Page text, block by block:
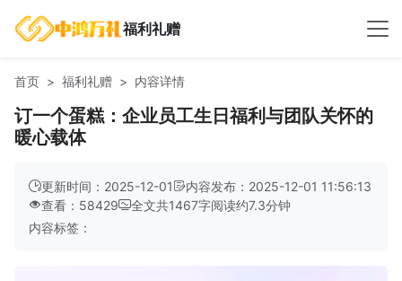
福利礼赠
首页 福利礼赠 内容详情
订一个蛋糕：企业员工生日福利与团队关怀的
暖心载体
更新时间：2025-12-01
内容发布：2025-12-01 11:56:13
查看：58429
全文共1467字阅读约7.3分钟
内容标签：